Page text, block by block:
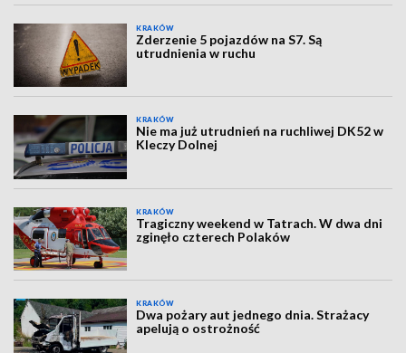
KRAKÓW
Zderzenie 5 pojazdów na S7. Są
utrudnienia w ruchu
KRAKÓW
Nie ma już utrudnień na ruchliwej DK52 w
Kleczy Dolnej
KRAKÓW
Tragiczny weekend w Tatrach. W dwa dni
zginęło czterech Polaków
KRAKÓW
Dwa pożary aut jednego dnia. Strażacy
apelują o ostrożność